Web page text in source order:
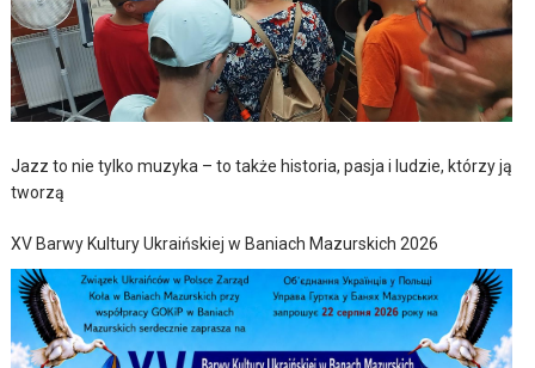
Jazz to nie tylko muzyka – to także historia, pasja i ludzie, którzy ją
tworzą
XV Barwy Kultury Ukraińskiej w Baniach Mazurskich 2026